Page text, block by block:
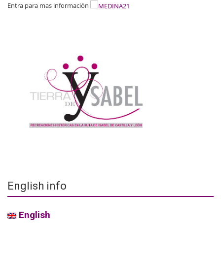
Entra para mas información
English info
English